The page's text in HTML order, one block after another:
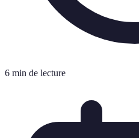
6 min de lecture